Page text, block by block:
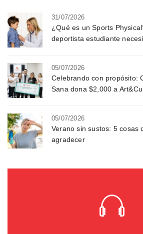
31/07/2026
¿Qué es un Sports
deportista estudiante
05/07/2026
Celebrando con propósito:
Sana dona $2,000 a
05/07/2026
Verano sin sustos: 5 cosas
agradecer